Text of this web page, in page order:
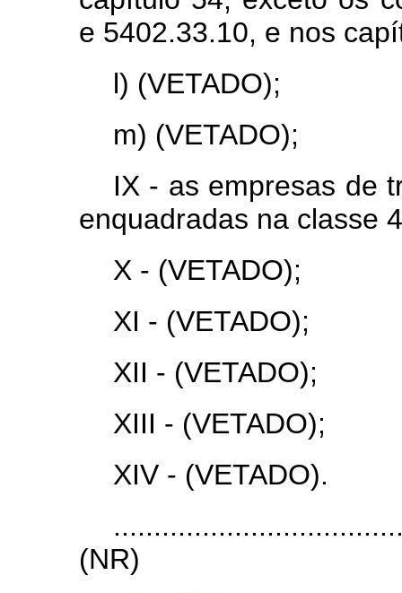
e 5402.33.10, e nos
l) (VETADO);
m) (VETADO);
IX - as empresas de
enquadradas na classe
X - (VETADO);
XI - (VETADO);
XII - (VETADO);
XIII - (VETADO);
XIV - (VETADO).
(NR)